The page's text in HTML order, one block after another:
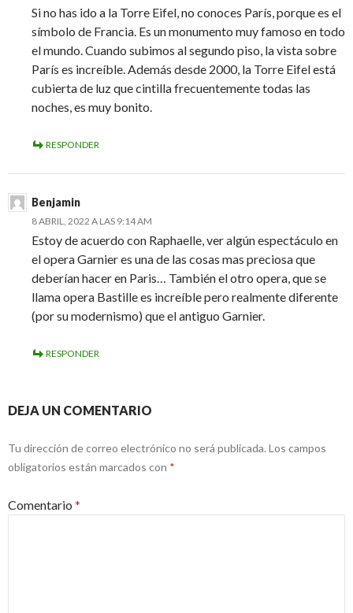
Si no has ido a la Torre Eifel, no conoces París, porque es el
símbolo de Francia. Es un monumento muy famoso en todo
el mundo. Cuando subimos al segundo piso, la vista sobre
París es increíble. Además desde 2000, la Torre Eifel está
cubierta de luz que cintilla frecuentemente todas las
noches, es muy bonito.
RESPONDER
Benjamin
8 ABRIL, 2022 A LAS 9:14 AM
Estoy de acuerdo con Raphaelle, ver algún espectáculo en
el opera Garnier es una de las cosas mas preciosa que
deberían hacer en Paris… También el otro opera, que se
llama opera Bastille es increíble pero realmente diferente
(por su modernismo) que el antiguo Garnier.
RESPONDER
DEJA UN COMENTARIO
Tu dirección de correo electrónico no será publicada. Los campos
obligatorios están marcados con *
Comentario *